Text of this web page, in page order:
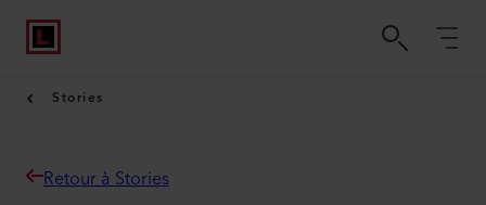
Stories
Retour à Stories